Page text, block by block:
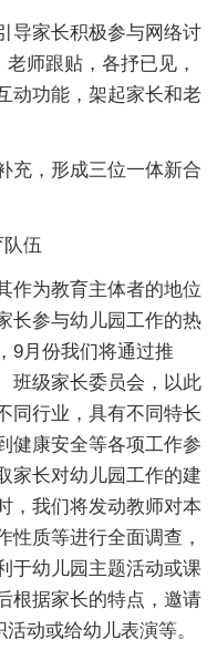
导家长积极参与网络讨
师跟贴，各抒已见，
动功能，架起家长和老
充，形成三位一体新合
伍
作为教育主体者的地位
长参与幼儿园工作的热
9月份我们将通过推
班级家长委员会，以此
同行业，具有不同特长
健康安全等各项工作参
家长对幼儿园工作的建
，我们将发动教师对本
性质等进行全面调查，
于幼儿园主题活动或课
根据家长的特点，邀请
动或给幼儿表演等。